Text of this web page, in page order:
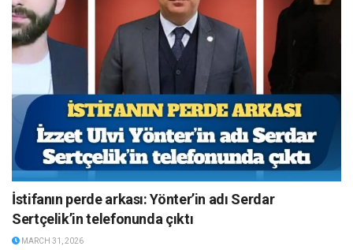
İstifanın perde arkası: Yönter’in adı Serdar
Sertçelik’in telefonunda çıktı
MARCH 31, 2026